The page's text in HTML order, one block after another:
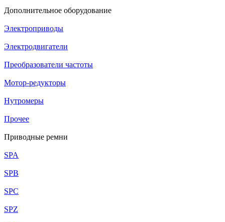
Дополнительное оборудование
Электроприводы
Электродвигатели
Преобразователи частоты
Мотор-редукторы
Нутромеры
Прочее
Приводные ремни
SPA
SPB
SPC
SPZ